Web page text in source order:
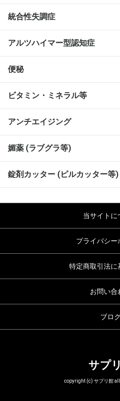
統合性失調症
アルツハイマー型認知症
便秘
ビタミン・ミネラル等
アンチエイジング
媚薬 (ラブグラ等)
錠剤カッター (ピルカッター等)
当サイトに
プライバシー
特定商取引法に
お問い合
ブロ
サプ
copyright (c) サプリ館